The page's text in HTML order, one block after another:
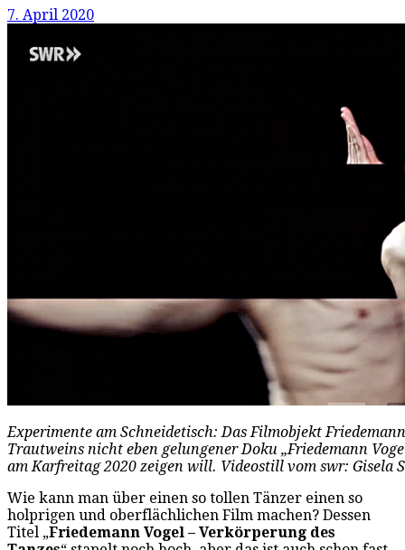
7. April 2020
Experimente am Schneidetisch: Das Filmobjekt
Trautweins nicht eben gelungener Doku „Friedemann
am Karfreitag 2020 zeigen will. Videostill vom swr: Gisela
Wie kann man über einen so tollen Tänzer einen so
holprigen und oberflächlichen Film machen? Dessen
Titel „Friedemann Vogel – Verkörperung des